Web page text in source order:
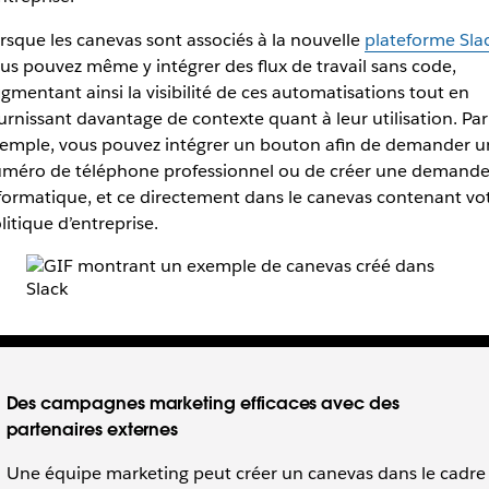
les canevas sont associés à la nouvelle plateforme
pouvez même y intégrer des flux de travail sans code,
ainsi la visibilité de ces automatisations tout en
davantage de contexte quant à leur utilisation. Par
vous pouvez intégrer un bouton afin de demander
de téléphone professionnel ou de créer une demande
et ce directement dans le canevas contenant
d’entreprise.
Des campagnes marketing efficaces avec des
partenaires externes
Une équipe marketing peut créer un canevas dans le cadre